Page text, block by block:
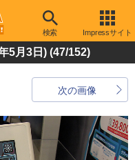
検索 Impressサイト
5月3日) (47/152)
次の画像